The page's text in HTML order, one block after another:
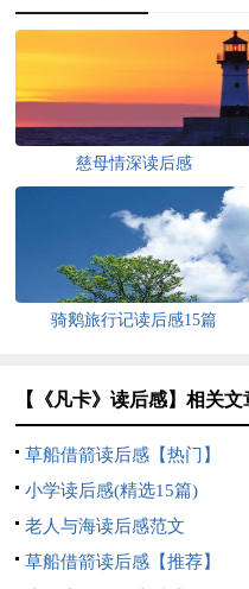
慈母情深读后感
骑鹅旅行记读后感15篇
【《凡卡》读后感】相关文
草船借箭读后感【热门】
小学读后感(精选15篇)
老人与海读后感范文
草船借箭读后感【推荐】